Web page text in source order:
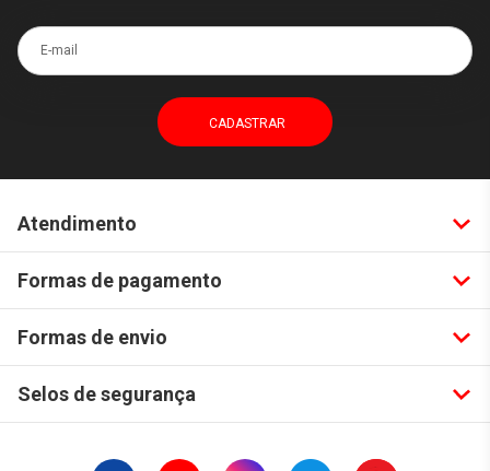
E-mail
Atendimento
Formas de pagamento
Formas de envio
Selos de segurança